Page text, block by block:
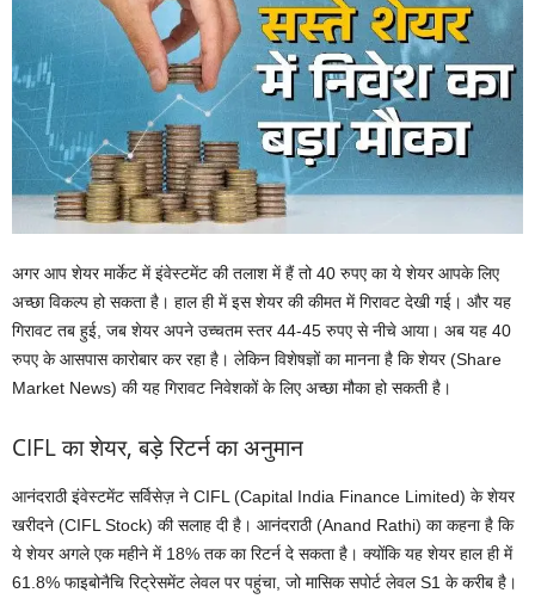
अगर आप शेयर मार्केट में इंवेस्टमेंट की तलाश में हैं तो 40 रुपए का ये शेयर आपके लिए
अच्छा विकल्प हो सकता है। हाल ही में इस शेयर की कीमत में गिरावट देखी गई। और यह
गिरावट तब हुई, जब शेयर अपने उच्चतम स्तर 44-45 रुपए से नीचे आया। अब यह 40
रुपए के आसपास कारोबार कर रहा है। लेकिन विशेषज्ञों का मानना है कि शेयर (Share
Market News) की यह गिरावट निवेशकों के लिए अच्छा मौका हो सकती है।
CIFL का शेयर, बड़े रिटर्न का अनुमान
आनंदराठी इंवेस्टमेंट सर्विसेज़ ने CIFL (Capital India Finance Limited) के शेयर
खरीदने (CIFL Stock) की सलाह दी है। आनंदराठी (Anand Rathi) का कहना है कि
ये शेयर अगले एक महीने में 18% तक का रिटर्न दे सकता है। क्योंकि यह शेयर हाल ही में
61.8% फाइबोनैचि रिट्रेसमेंट लेवल पर पहुंचा, जो मासिक सपोर्ट लेवल S1 के करीब है।